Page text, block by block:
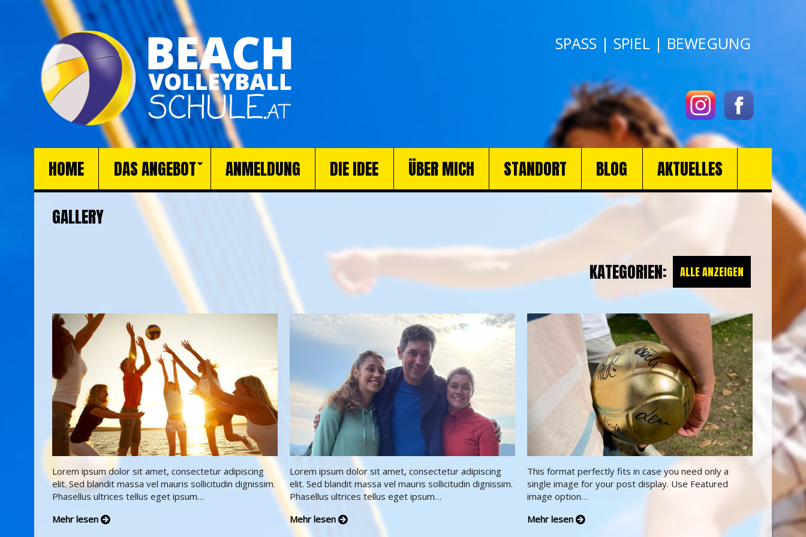
SPASS | SPIEL | BEWEGUNG
HOME DAS ANGEBOT ANMELDUNG DIE IDEE ÜBER MICH STANDORT BLOG
AKTUELLES
GALLERY
KATEGORIEN: ALLE ANZEIGEN
Lorem ipsum dolor sit amet, consectetur adipiscing
elit. Sed blandit massa vel mauris sollicitudin dignissim.
Phasellus ultrices tellus eget ipsum…
Mehr lesen
Lorem ipsum dolor sit amet, consectetur adipiscing
elit. Sed blandit massa vel mauris sollicitudin dignissim.
Phasellus ultrices tellus eget ipsum…
Mehr lesen
This format perfectly fits in case you need only a
single image for your post display. Use Featured
image option…
Mehr lesen